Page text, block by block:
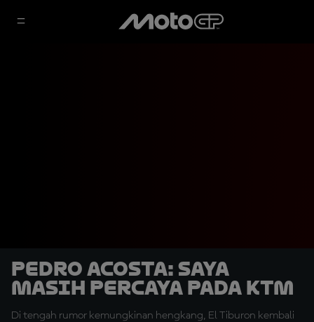
Pedro Acosta: Saya
Masih Percaya pada KTM
Di tengah rumor kemungkinan hengkang, El Tiburon kembali